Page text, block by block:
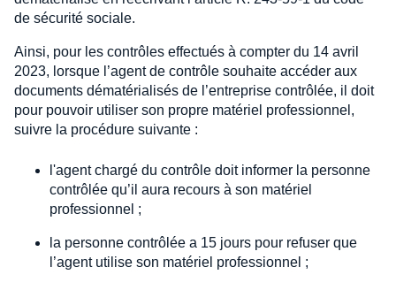
de sécurité sociale.
Ainsi, pour les contrôles effectués à compter du 14 avril
2023, lorsque l’agent de contrôle souhaite accéder aux
documents dématérialisés de l’entreprise contrôlée, il doit
pour pouvoir utiliser son propre matériel professionnel,
suivre la procédure suivante :
l'agent chargé du contrôle doit informer la personne
contrôlée qu’il aura recours à son matériel
professionnel ;
la personne contrôlée a 15 jours pour refuser que
l’agent utilise son matériel professionnel ;